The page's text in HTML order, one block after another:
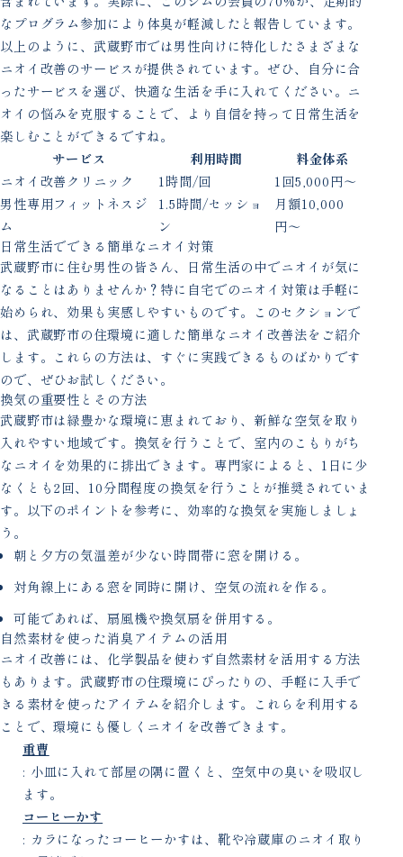
なプログラム参加により体臭が軽減したと報告しています。
以上のように、武蔵野市では男性向けに特化したさまざまな
ニオイ改善のサービスが提供されています。ぜひ、自分に合
ったサービスを選び、快適な生活を手に入れてください。ニ
オイの悩みを克服することで、より自信を持って日常生活を
楽しむことができるですね。
サービス
利用時間
料金体系
ニオイ改善クリニック
1時間/回
1回5,000円〜
男性専用フィットネスジ
ム
1.5時間/セッショ
ン
月額10,000
円〜
日常生活でできる簡単なニオイ対策
武蔵野市に住む男性の皆さん、日常生活の中でニオイが気に
なることはありませんか？特に自宅でのニオイ対策は手軽に
始められ、効果も実感しやすいものです。このセクションで
は、武蔵野市の住環境に適した簡単なニオイ改善法をご紹介
します。これらの方法は、すぐに実践できるものばかりです
ので、ぜひお試しください。
換気の重要性とその方法
武蔵野市は緑豊かな環境に恵まれており、新鮮な空気を取り
入れやすい地域です。換気を行うことで、室内のこもりがち
なニオイを効果的に排出できます。専門家によると、1日に少
なくとも2回、10分間程度の換気を行うことが推奨されていま
す。以下のポイントを参考に、効率的な換気を実施しましょ
う。
朝と夕方の気温差が少ない時間帯に窓を開ける。
対角線上にある窓を同時に開け、空気の流れを作る。
可能であれば、扇風機や換気扇を併用する。
自然素材を使った消臭アイテムの活用
ニオイ改善には、化学製品を使わず自然素材を活用する方法
もあります。武蔵野市の住環境にぴったりの、手軽に入手で
きる素材を使ったアイテムを紹介します。これらを利用する
ことで、環境にも優しくニオイを改善できます。
重曹
: 小皿に入れて部屋の隅に置くと、空気中の臭いを吸収し
ます。
コーヒーかす
: カラになったコーヒーかすは、靴や冷蔵庫のニオイ取り